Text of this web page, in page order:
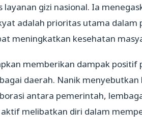
gizi nasional. Ia
adalah prioritas utama dalam
meningkatkan kesehatan
memberikan dampak positif
daerah. Nanik
antara pemerintah,
melibatkan diri dalam